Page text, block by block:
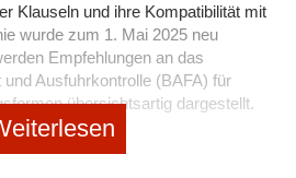
Unternehmen -
Sie hier alle Informationen über das
in Unternehmen -
Klauseln und ihre Kompatibilität mit
wurde zum 1. Mai 2025 neu
Empfehlungen an das
Ausfuhrkontrolle (BAFA) für
übersichtsartig dargestellt.